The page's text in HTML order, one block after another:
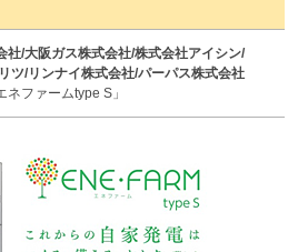
社/大阪ガス株式会社/株式会社アイシン/
ツ/リンナイ株式会社/パーパス株式会社
ファームtype S」